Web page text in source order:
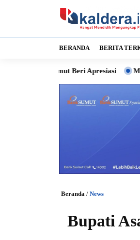
BERANDA BERITA
Beri Apresiasi Membaca
Beranda / News
Bupati